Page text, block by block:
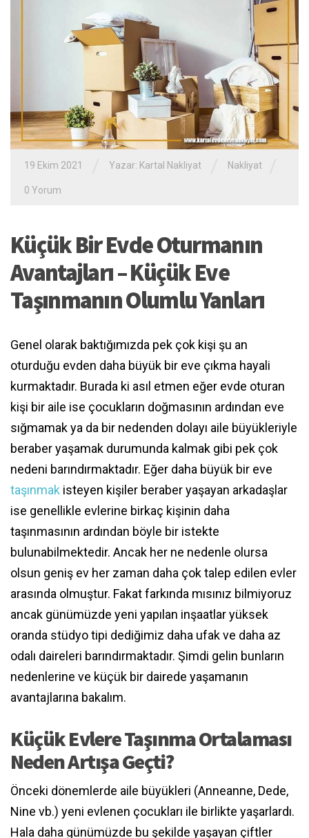
19 Ekim 2021 Yazar: Kartal Nakliyat Nakliyat
0 Yorum
Küçük Bir Evde Oturmanın
Avantajları – Küçük Eve
Taşınmanın Olumlu Yanları
Genel olarak baktığımızda pek çok kişi şu an
oturduğu evden daha büyük bir eve çıkma hayali
kurmaktadır. Burada ki asıl etmen eğer evde oturan
kişi bir aile ise çocukların doğmasının ardından eve
sığmamak ya da bir nedenden dolayı aile büyükleriyle
beraber yaşamak durumunda kalmak gibi pek çok
nedeni barındırmaktadır. Eğer daha büyük bir eve
taşınmak isteyen kişiler beraber yaşayan arkadaşlar
ise genellikle evlerine birkaç kişinin daha
taşınmasının ardından böyle bir istekte
bulunabilmektedir. Ancak her ne nedenle olursa
olsun geniş ev her zaman daha çok talep edilen evler
arasında olmuştur. Fakat farkında mısınız bilmiyoruz
ancak günümüzde yeni yapılan inşaatlar yüksek
oranda stüdyo tipi dediğimiz daha ufak ve daha az
odalı daireleri barındırmaktadır. Şimdi gelin bunların
nedenlerine ve küçük bir dairede yaşamanın
avantajlarına bakalım.
Küçük Evlere Taşınma Ortalaması
Neden Artışa Geçti?
Önceki dönemlerde aile büyükleri (Anneanne, Dede,
Nine vb.) yeni evlenen çocukları ile birlikte yaşarlardı.
Hala daha günümüzde bu şekilde yaşayan çiftler